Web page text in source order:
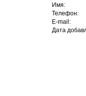
Имя:
Телефон:
E-mail:
Дата